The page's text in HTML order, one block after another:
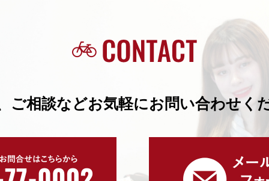
ご相談などお気軽にお問い合わせく